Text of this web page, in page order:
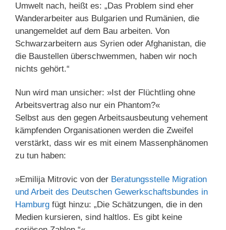
Umwelt nach, heißt es: „Das Problem sind eher
Wanderarbeiter aus Bulgarien und Rumänien, die
unangemeldet auf dem Bau arbeiten. Von
Schwarzarbeitern aus Syrien oder Afghanistan, die
die Baustellen überschwemmen, haben wir noch
nichts gehört.“
Nun wird man unsicher: »Ist der Flüchtling ohne
Arbeitsvertrag also nur ein Phantom?«
Selbst aus den gegen Arbeitsausbeutung vehement
kämpfenden Organisationen werden die Zweifel
verstärkt, dass wir es mit einem Massenphänomen
zu tun haben:
»Emilija Mitrovic von der Beratungsstelle Migration
und Arbeit des Deutschen Gewerkschaftsbundes in
Hamburg fügt hinzu: „Die Schätzungen, die in den
Medien kursieren, sind haltlos. Es gibt keine